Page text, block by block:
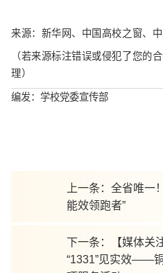
来源：新华网、中国高校之窗、
（若来源标注错误或侵犯了您的
理）
编发：学校党委宣传部
上一条： 全省唯一
能效领跑者”
下一条：
【媒体关
“1331”见实效——